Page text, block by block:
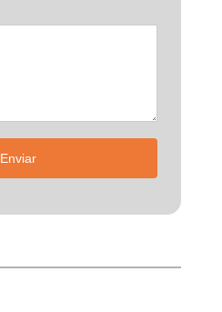
Enviar